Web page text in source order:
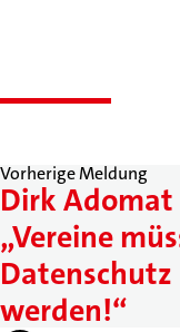
Vorherige Meldung
Dirk
„Vereine
werden!“